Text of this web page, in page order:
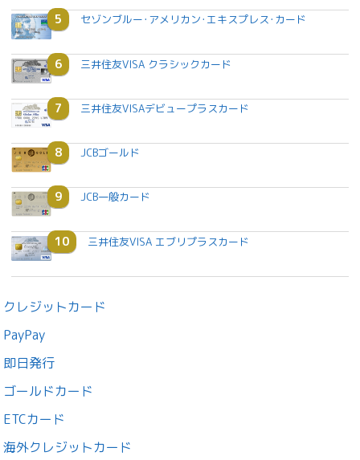
5 セゾンブルー･アメリカン･エキスプレス･カード
6 三井住友VISA クラシックカード
7 三井住友VISAデビュープラスカード
8 JCBゴールド
9 JCB一般カード
10 三井住友VISA エブリプラスカード
クレジットカード
PayPay
即日発行
ゴールドカード
ETCカード
海外クレジットカード